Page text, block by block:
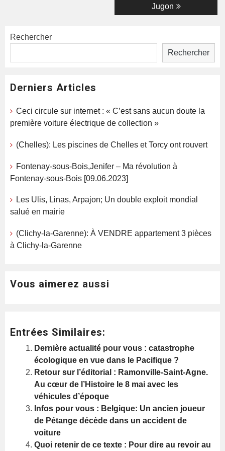
Jugon
Rechercher
Rechercher
Derniers Articles
Ceci circule sur internet : « C’est sans aucun doute la
première voiture électrique de collection »
(Chelles): Les piscines de Chelles et Torcy ont rouvert
Fontenay-sous-Bois,Jenifer – Ma révolution à
Fontenay-sous-Bois [09.06.2023]
Les Ulis, Linas, Arpajon; Un double exploit mondial
salué en mairie
(Clichy-la-Garenne): À VENDRE appartement 3 pièces
à Clichy-la-Garenne
Vous aimerez aussi
Entrées Similaires:
Dernière actualité pour vous : catastrophe
écologique en vue dans le Pacifique ?
Retour sur l’éditorial : Ramonville-Saint-Agne.
Au cœur de l’Histoire le 8 mai avec les
véhicules d’époque
Infos pour vous : Belgique: Un ancien joueur
de Pétange décède dans un accident de
voiture
Quoi retenir de ce texte : Pour dire au revoir au